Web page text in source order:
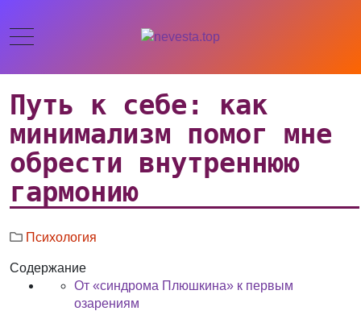
Путь к себе: как
минимализм помог мне
обрести внутреннюю
гармонию
Психология
Содержание
От «синдрома Плюшкина» к первым
озарениям